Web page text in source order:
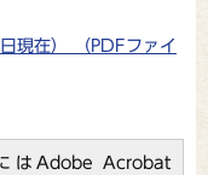
現在） （PDFファイ
はAdobe Acrobat